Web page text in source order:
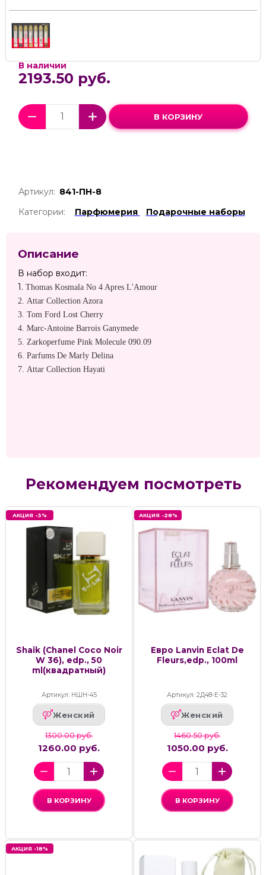
В наличии
2193.50 руб.
В КОРЗИНУ
Артикул: 841-ПН-8
Категории:
Парфюмерия Подарочные наборы
Описание
В набор входит:
1. Thomas Kosmala No 4 Apres L'Amour
2. Attar Collection Azora
3. Tom Ford Lost Cherry
4. Marc-Antoine Barrois Ganymede
5. Zarkoperfume Pink Molecule 090.09
6. Parfums De Marly Delina
7. Attar Collection Hayati
Рекомендуем посмотреть
АКЦИЯ -3%
Shaik (Chanel Coco Noir
W 36), edp., 50
ml(квадратный)
Артикул: НШН-45
Женский
1300.00 руб.
1260.00 руб.
В КОРЗИНУ
АКЦИЯ -28%
Евро Lanvin Eclat De
Fleurs,edp., 100ml
Артикул: 2Д48-Е-32
Женский
1460.50 руб.
1050.00 руб.
В КОРЗИНУ
АКЦИЯ -18%